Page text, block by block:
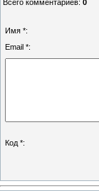
Всего комментариев: 0
Имя *:
Email *:
Код *: